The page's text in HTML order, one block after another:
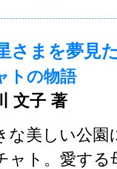
さまを夢見
トの物語
文子 著
な美しい公園
ャト。愛する